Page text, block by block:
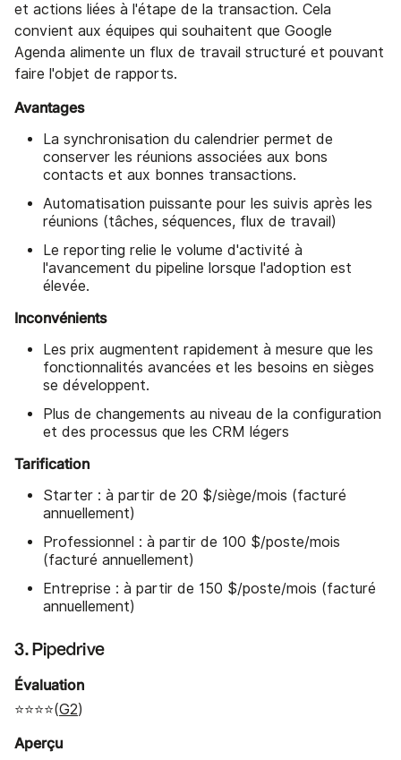
et actions liées à l'étape de la transaction. Cela
convient aux équipes qui souhaitent que Google
Agenda alimente un flux de travail structuré et pouvant
faire l'objet de rapports.
Avantages
La synchronisation du calendrier permet de
conserver les réunions associées aux bons
contacts et aux bonnes transactions.
Automatisation puissante pour les suivis après les
réunions (tâches, séquences, flux de travail)
Le reporting relie le volume d'activité à
l'avancement du pipeline lorsque l'adoption est
élevée.
Inconvénients
Les prix augmentent rapidement à mesure que les
fonctionnalités avancées et les besoins en sièges
se développent.
Plus de changements au niveau de la configuration
et des processus que les CRM légers
Tarification
Starter : à partir de 20 $/siège/mois (facturé
annuellement)
Professionnel : à partir de 100 $/poste/mois
(facturé annuellement)
Entreprise : à partir de 150 $/poste/mois (facturé
annuellement)
3. Pipedrive
Évaluation
⭐⭐⭐⭐(G2)
Aperçu